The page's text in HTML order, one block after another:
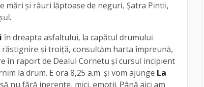
mări și râuri lăptoase de neguri, Șatra Pintii,
în dreapta asfaltului, la capătul drumului
și troiță, consultăm harta împreună,
în raport de Dealul Cornetu și cursul incipient
la drum. E ora 8,25 a.m. și vom ajunge La
nu fără inerente, mici, emoții. Până aici am